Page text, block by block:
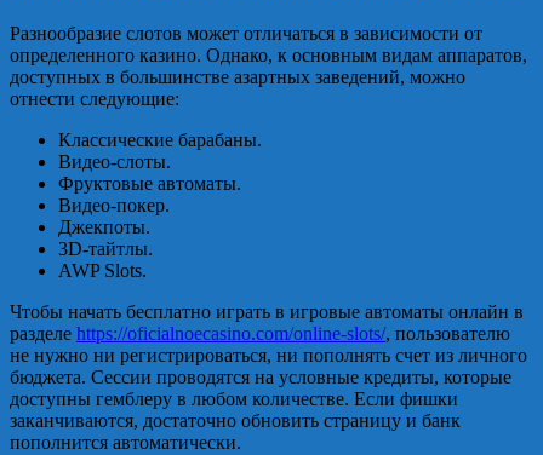
Разнообразие слотов может отличаться в зависимости от
определенного казино. Однако, к основным видам аппаратов,
доступных в большинстве азартных заведений, можно
отнести следующие:
Классические барабаны.
Видео-слоты.
Фруктовые автоматы.
Видео-покер.
Джекпоты.
3D-тайтлы.
AWP Slots.
Чтобы начать бесплатно играть в игровые автоматы онлайн в
разделе https://oficialnoecasino.com/online-slots/, пользователю
не нужно ни регистрироваться, ни пополнять счет из личного
бюджета. Сессии проводятся на условные кредиты, которые
доступны гемблеру в любом количестве. Если фишки
заканчиваются, достаточно обновить страницу и банк
пополнится автоматически.